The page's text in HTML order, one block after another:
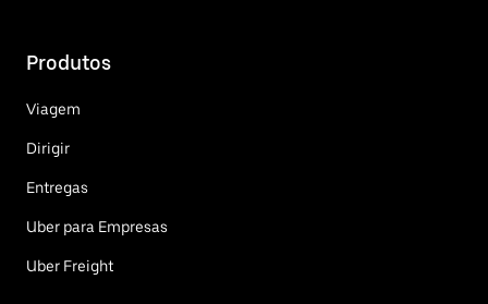
Produtos
Viagem
Dirigir
Entregas
Uber para Empresas
Uber Freight